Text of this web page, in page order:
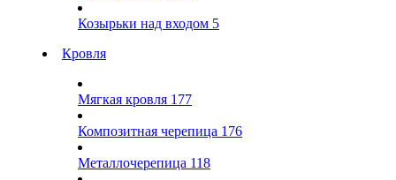
Козырьки над входом 5
Кровля
Мягкая кровля 177
Композитная черепица 176
Металлочерепица 118